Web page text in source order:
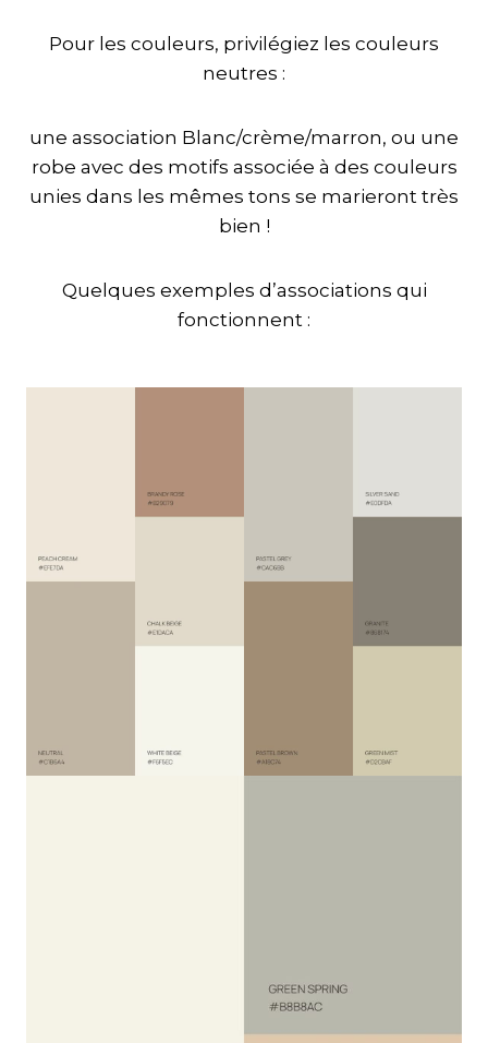
Pour les couleurs, privilégiez les couleurs
neutres :
une association Blanc/crème/marron, ou une
robe avec des motifs associée à des couleurs
unies dans les mêmes tons se marieront très
bien !
Quelques exemples d’associations qui
fonctionnent :